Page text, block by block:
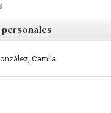
Camila